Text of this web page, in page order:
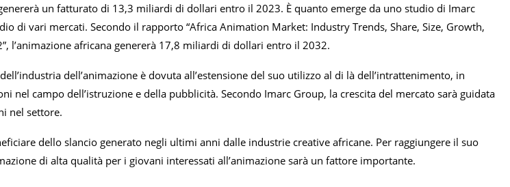
un fatturato di 13,3 miliardi di dollari entro il 2023. È quanto emerge da uno studio di Imarc
di vari mercati. Secondo il rapporto “Africa Animation Market: Industry Trends, Share, Size, Growth,
l’animazione africana genererà 17,8 miliardi di dollari entro il 2032.
dell’animazione è dovuta all’estensione del suo utilizzo al di là dell’intrattenimento, in
nel campo dell’istruzione e della pubblicità. Secondo Imarc Group, la crescita del mercato sarà guidata
nel settore.
dello slancio generato negli ultimi anni dalle industrie creative africane. Per raggiungere il suo
di alta qualità per i giovani interessati all’animazione sarà un fattore importante.